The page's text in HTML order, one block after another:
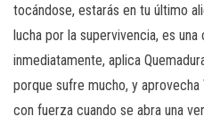
tocándose, estarás en tu último
lucha por la supervivencia, es
inmediatamente, aplica
porque sufre mucho, y
con fuerza cuando se abra una